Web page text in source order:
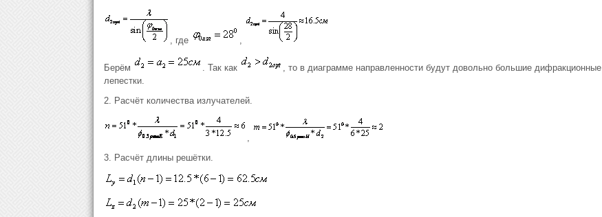
, где ,
Берём . Так как
, то в диаграмме направленности будут довольно большие дифракционные
лепестки.
2. Расчёт количества излучателей.
,
3. Расчёт длины решётки.